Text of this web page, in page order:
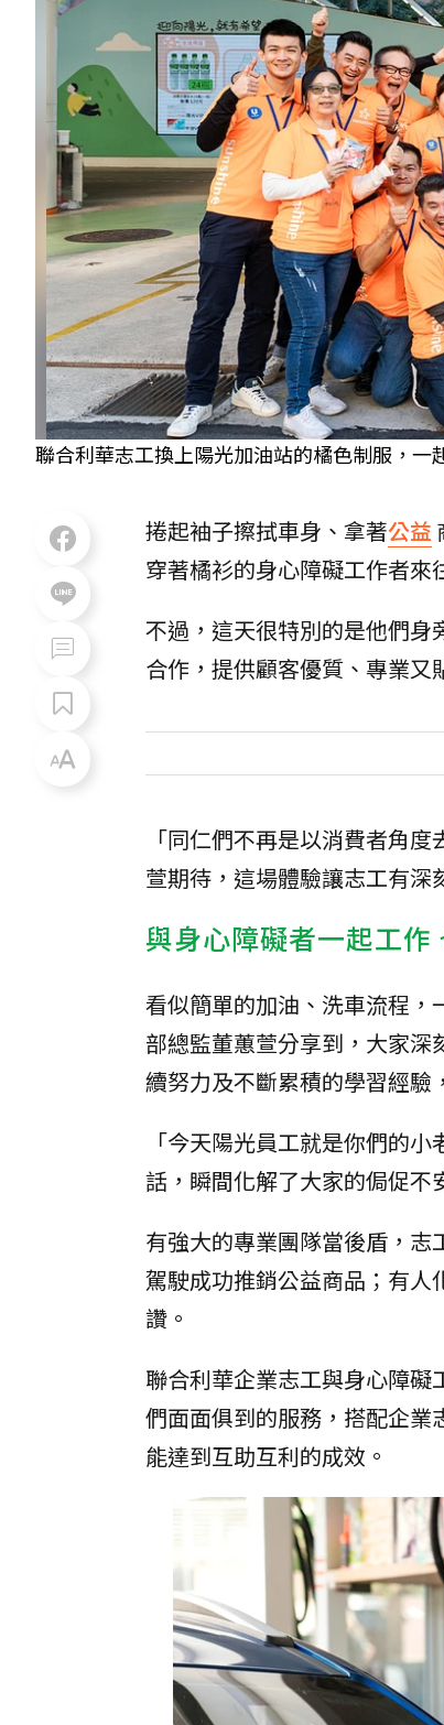
聯合利華志工換上陽光加油站的橘色制服，
捲起袖子擦拭車身、拿著公益
穿著橘衫的身心障礙工作者來
不過，這天很特別的是他們身
合作，提供顧客優質、專業又
「同仁們不再是以消費者角
萱期待，這場體驗讓志工有深
與身心障礙者一起工
看似簡單的加油、洗車流程，
部總監董蕙萱分享到，大家
續努力及不斷累積的學習經驗
「今天陽光員工就是你們的
話，瞬間化解了大家的侷促不
有強大的專業團隊當後盾，
駕駛成功推銷公益商品；有
讚。
聯合利華企業志工與身心障
們面面俱到的服務，搭配企業
能達到互助互利的成效。